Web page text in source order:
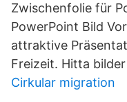
Zwischenfolie für
PowerPoint Bild
attraktive
Freizeit. Hitta
Cirkular migration